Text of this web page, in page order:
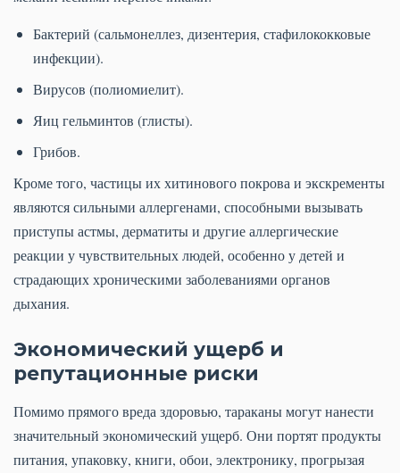
Бактерий (сальмонеллез, дизентерия, стафилококковые
инфекции).
Вирусов (полиомиелит).
Яиц гельминтов (глисты).
Грибов.
Кроме того, частицы их хитинового покрова и экскременты
являются сильными аллергенами, способными вызывать
приступы астмы, дерматиты и другие аллергические
реакции у чувствительных людей, особенно у детей и
страдающих хроническими заболеваниями органов
дыхания.
Экономический ущерб и
репутационные риски
Помимо прямого вреда здоровью, тараканы могут нанести
значительный экономический ущерб. Они портят продукты
питания, упаковку, книги, обои, электронику, прогрызая